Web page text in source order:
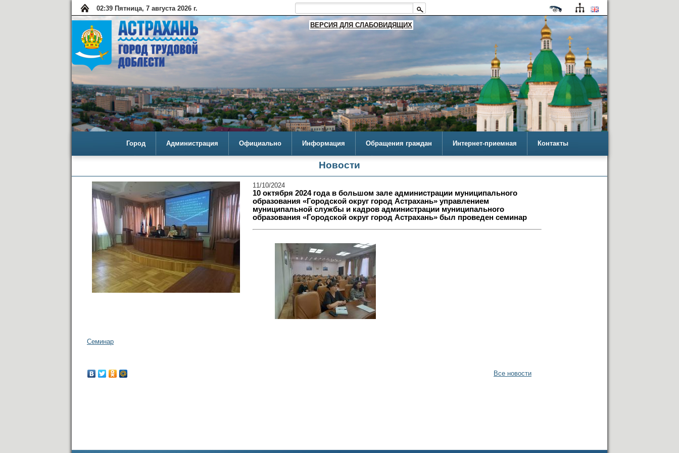
02:39 Пятница, 7 августа 2026 г.
ВЕРСИЯ ДЛЯ СЛАБОВИДЯЩИХ
Город Администрация Официально Информация Обращения граждан Интернет-приемная Контакты
Новости
11/10/2024
10 октября 2024 года в большом зале администрации муниципального
образования «Городской округ город Астрахань» управлением
муниципальной службы и кадров администрации муниципального
образования «Городской округ город Астрахань» был проведен семинар
Семинар
Все новости